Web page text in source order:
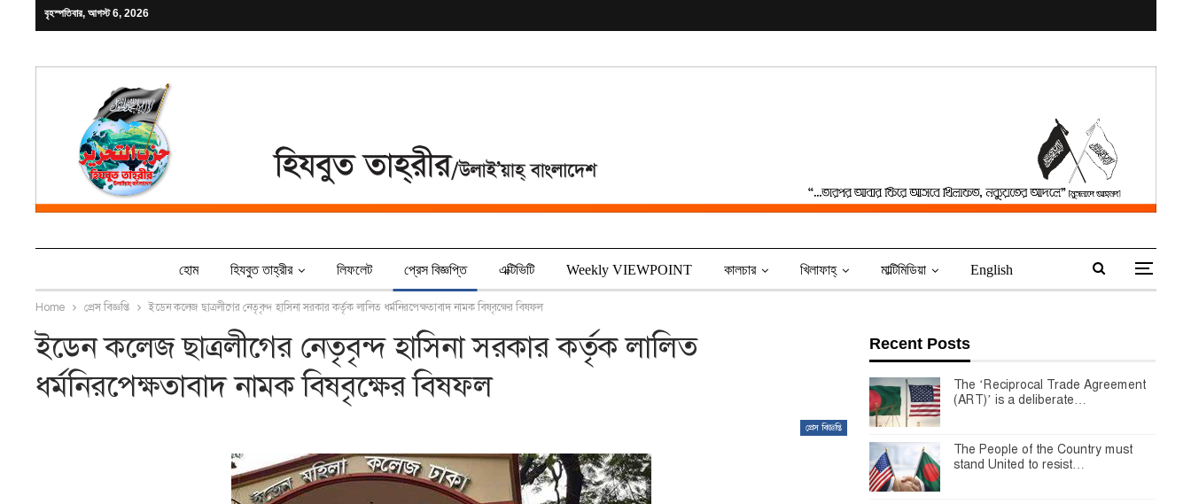
বৃহস্পতিবার, আগস্ট 6, 2026
হোম হিযবুত তাহ্‌রীর লিফলেট প্রেস বিজ্ঞপ্তি এক্টিভিটি Weekly VIEWPOINT কালচার খিলাফাহ্‌ মাল্টিমিডিয়া English
Home প্রেস বিজ্ঞপ্তি ইডেন কলেজ ছাত্রলীগের নেতৃবৃন্দ হাসিনা সরকার কর্তৃক লালিত ধর্মনিরপেক্ষতাবাদ নামক বিষবৃক্ষের বিষফল
ইডেন কলেজ ছাত্রলীগের নেতৃবৃন্দ হাসিনা সরকার কর্তৃক লালিত
ধর্মনিরপেক্ষতাবাদ নামক বিষবৃক্ষের বিষফল
প্রেস বিজ্ঞপ্তি
Recent Posts
The ‘Reciprocal Trade Agreement
(ART)’ is a deliberate…
The People of the Country must
stand United to resist…